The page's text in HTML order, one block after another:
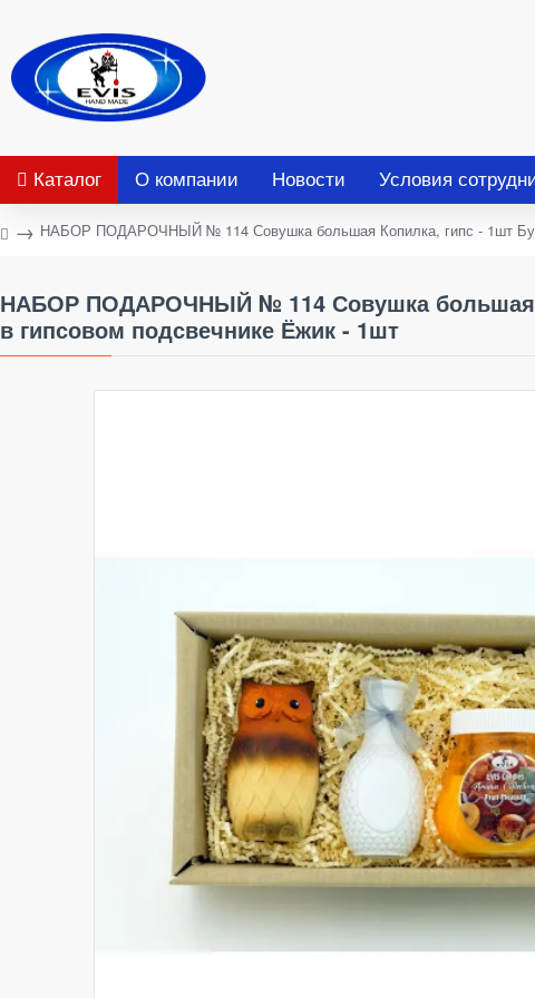
Каталог О компании Новости Условия
НАБОР ПОДАРОЧНЫЙ № 114 Совушка большая Копилка, гипс - 1шт
НАБОР ПОДАРОЧНЫЙ № 114 Совушка большая
в гипсовом подсвечнике Ёжик - 1шт